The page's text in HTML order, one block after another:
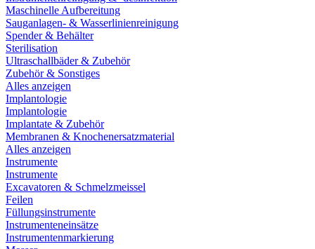
Maschinelle Aufbereitung
Sauganlagen- & Wasserlinienreinigung
Spender & Behälter
Sterilisation
Ultraschallbäder & Zubehör
Zubehör & Sonstiges
Alles anzeigen
Implantologie
Implantologie
Implantate & Zubehör
Membranen & Knochenersatzmaterial
Alles anzeigen
Instrumente
Instrumente
Excavatoren & Schmelzmeissel
Feilen
Füllungsinstrumente
Instrumenteneinsätze
Instrumentenmarkierung